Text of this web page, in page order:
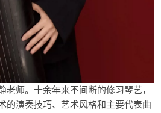
老师。十余年来不间断的修习琴艺，
的演奏技巧、艺术风格和主要代表曲